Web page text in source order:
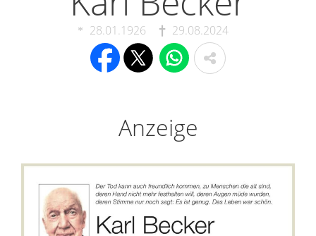
28.01.1926 29.08.2024
Anzeige